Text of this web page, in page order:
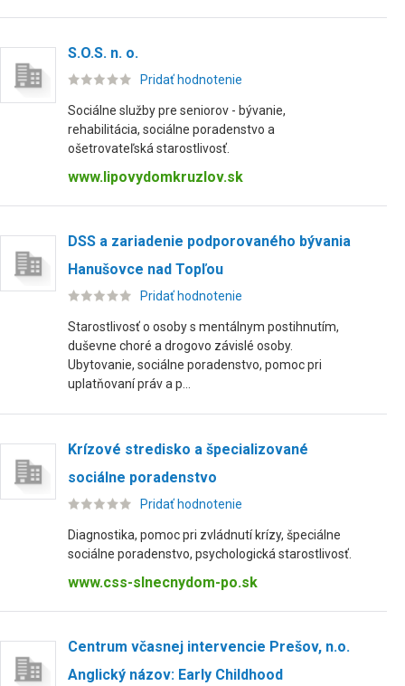
S.O.S. n. o.
Pridať hodnotenie
Sociálne služby pre seniorov - bývanie,
rehabilitácia, sociálne poradenstvo a
ošetrovateľská starostlivosť.
www.lipovydomkruzlov.sk
DSS a zariadenie podporovaného bývania
Hanušovce nad Topľou
Pridať hodnotenie
Starostlivosť o osoby s mentálnym postihnutím,
duševne choré a drogovo závislé osoby.
Ubytovanie, sociálne poradenstvo, pomoc pri
uplatňovaní práv a p...
Krízové stredisko a špecializované
sociálne poradenstvo
Pridať hodnotenie
Diagnostika, pomoc pri zvládnutí krízy, špeciálne
sociálne poradenstvo, psychologická starostlivosť.
www.css-slnecnydom-po.sk
Centrum včasnej intervencie Prešov, n.o.
Anglický názov: Early Childhood